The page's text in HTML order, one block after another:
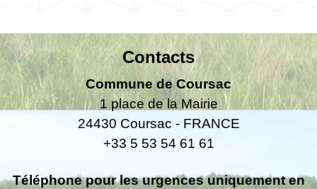
Contacts
Commune de Coursac
1 place de la Mairie
24430 Coursac - FRANCE
+33 5 53 54 61 61
Téléphone pour les urgences uniquement en